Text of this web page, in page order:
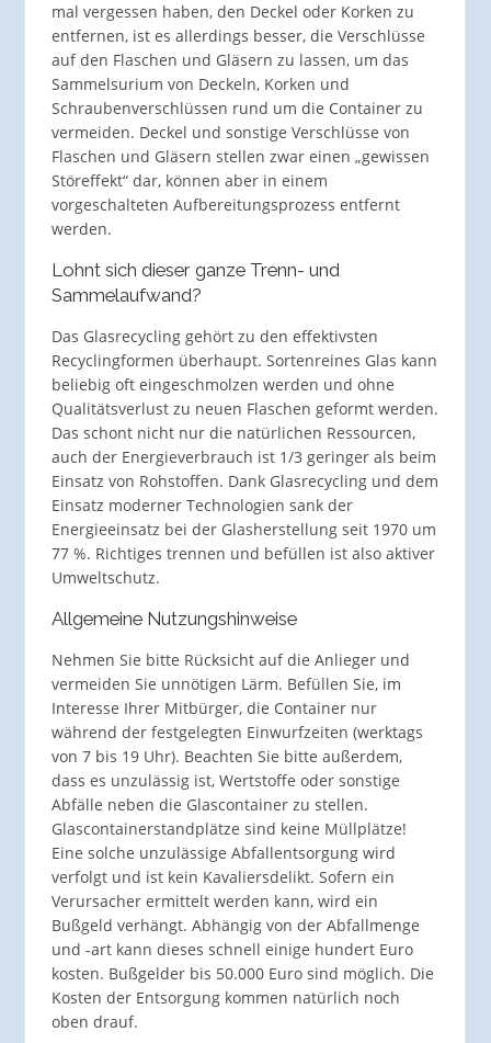
mal vergessen haben, den Deckel oder Korken zu
entfernen, ist es allerdings besser, die Verschlüsse
auf den Flaschen und Gläsern zu lassen, um das
Sammelsurium von Deckeln, Korken und
Schraubenverschlüssen rund um die Container zu
vermeiden. Deckel und sonstige Verschlüsse von
Flaschen und Gläsern stellen zwar einen „gewissen
Störeffekt“ dar, können aber in einem
vorgeschalteten Aufbereitungsprozess entfernt
werden.
Lohnt sich dieser ganze Trenn- und
Sammelaufwand?
Das Glasrecycling gehört zu den effektivsten
Recyclingformen überhaupt. Sortenreines Glas kann
beliebig oft eingeschmolzen werden und ohne
Qualitätsverlust zu neuen Flaschen geformt werden.
Das schont nicht nur die natürlichen Ressourcen,
auch der Energieverbrauch ist 1/3 geringer als beim
Einsatz von Rohstoffen. Dank Glasrecycling und dem
Einsatz moderner Technologien sank der
Energieeinsatz bei der Glasherstellung seit 1970 um
77 %. Richtiges trennen und befüllen ist also aktiver
Umweltschutz.
Allgemeine Nutzungshinweise
Nehmen Sie bitte Rücksicht auf die Anlieger und
vermeiden Sie unnötigen Lärm. Befüllen Sie, im
Interesse Ihrer Mitbürger, die Container nur
während der festgelegten Einwurfzeiten (werktags
von 7 bis 19 Uhr). Beachten Sie bitte außerdem,
dass es unzulässig ist, Wertstoffe oder sonstige
Abfälle neben die Glascontainer zu stellen.
Glascontainerstandplätze sind keine Müllplätze!
Eine solche unzulässige Abfallentsorgung wird
verfolgt und ist kein Kavaliersdelikt. Sofern ein
Verursacher ermittelt werden kann, wird ein
Bußgeld verhängt. Abhängig von der Abfallmenge
und -art kann dieses schnell einige hundert Euro
kosten. Bußgelder bis 50.000 Euro sind möglich. Die
Kosten der Entsorgung kommen natürlich noch
oben drauf.